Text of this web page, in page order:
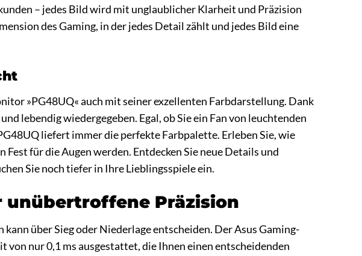
– jedes Bild wird mit unglaublicher Klarheit und Präzision
des Gaming, in der jedes Detail zählt und jedes Bild eine
»PG48UQ« auch mit seiner exzellenten Farbdarstellung. Dank
lebendig wiedergegeben. Egal, ob Sie ein Fan von leuchtenden
liefert immer die perfekte Farbpalette. Erleben Sie, wie
für die Augen werden. Entdecken Sie neue Details und
Sie noch tiefer in Ihre Lieblingsspiele ein.
Präzision
über Sieg oder Niederlage entscheiden. Der Asus Gaming-
nur 0,1 ms ausgestattet, die Ihnen einen entscheidenden